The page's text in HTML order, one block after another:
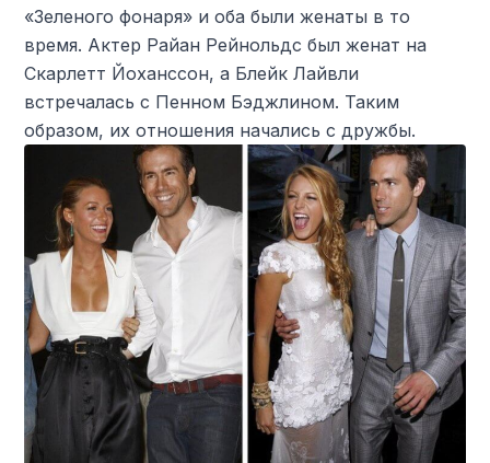
«Зеленого фонаря» и оба были женаты в то
время. Актер Райан Рейнольдс был женат на
Скарлетт Йоханссон, а Блейк Лайвли
встречалась с Пенном Бэджлином. Таким
образом, их отношения начались с дружбы.